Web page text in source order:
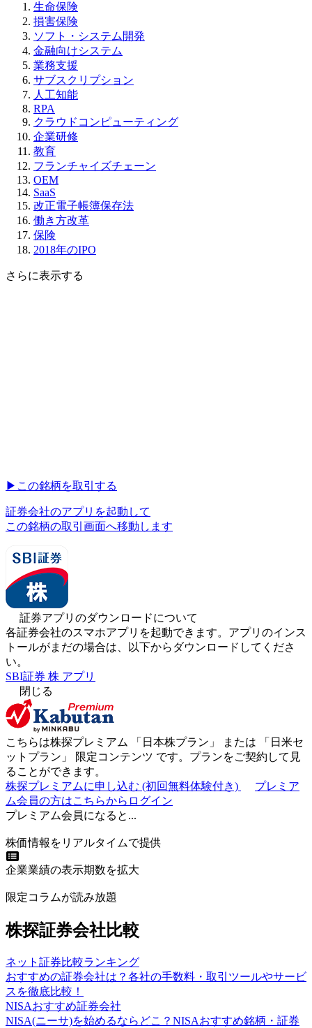
生命保険
損害保険
ソフト・システム開発
金融向けシステム
業務支援
サブスクリプション
人工知能
RPA
クラウドコンピューティング
企業研修
教育
フランチャイズチェーン
OEM
SaaS
改正電子帳簿保存法
働き方改革
保険
2018年のIPO
さらに表示する
▶︎ この銘柄を取引する
証券会社のアプリを起動して
この銘柄の取引画面へ移動します
証券アプリのダウンロードについて
各証券会社のスマホアプリを起動できます。アプリのインス
トールがまだの場合は、以下からダウンロードしてくださ
い。
SBI証券 株 アプリ
閉じる
こちらは株探プレミアム 「 日本株プラン 」 または 「 日米セ
ットプラン 」 限定コンテンツ です。プランをご契約して見
ることができます。
株探プレミアムに申し込む (初回無料体験付き)
プレミア
ム会員の方はこちらからログイン
プレミアム会員になると...
株価情報をリアルタイムで提供
企業業績の表示期数を拡大
限定コラムが読み放題
株探証券会社比較
ネット証券比較ランキング
おすすめの証券会社は？各社の手数料・取引ツールやサービ
スを徹底比較！
NISAおすすめ証券会社
NISA(ニーサ)を始めるならどこ？NISAおすすめ銘柄・証券